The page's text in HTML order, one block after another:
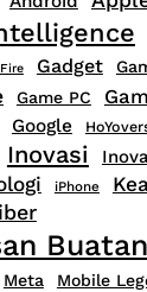
Gadget
Game PC
Google
Inovasi
iPhone
Buatan
Meta Mobile